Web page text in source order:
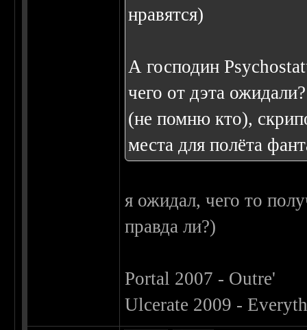
нравятся)
А господин
чего от дэта
(не помню кто),
места для полёта
я ожидал, чего то
правда ли?)
Portal 2007 - Outre'
Ulcerate 2009 -